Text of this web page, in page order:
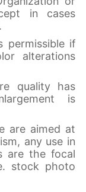
in cases
permissible if
alterations
quality has
is
are aimed at
any use in
are the focal
stock photo